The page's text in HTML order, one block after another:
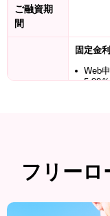
ご融資期
間
固定金利
Web
5.90
フリーロ